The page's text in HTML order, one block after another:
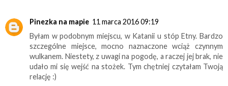
Pinezka na mapie 11 marca 2016 09:19
Byłam w podobnym miejscu, w Katanii u stóp Etny. Bardzo
szczególne miejsce, mocno naznaczone wciąż czynnym
wulkanem. Niestety, z uwagi na pogodę, a raczej jej brak, nie
udało mi się wejść na stożek. Tym chętniej czytałam Twoją
relację :)